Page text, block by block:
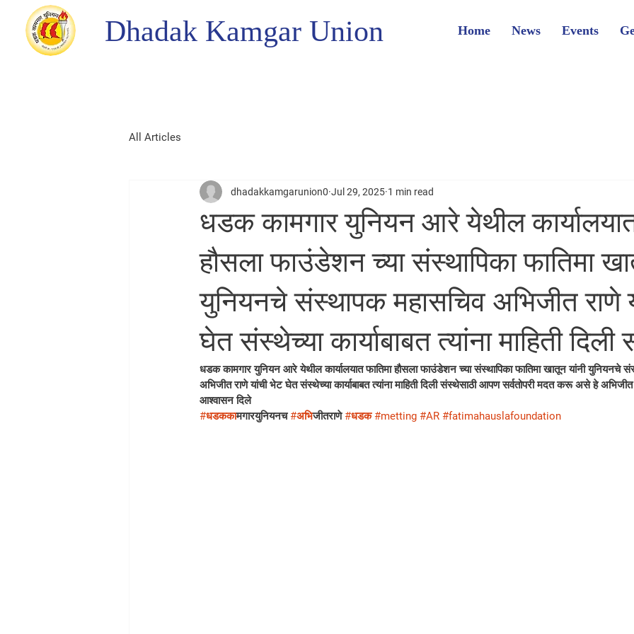
Dhadak Kamgar Union Home News Events
All Articles
धडक कामगार युनियन आरे येथील
हौसला फाउंडेशन च्या संस्थापिका फातिमा
युनियनचे संस्थापक महासचिव अभिजीत राणे
घेत संस्थेच्या कार्याबाबत त्यांना माहिती
dhadakkamgarunion0 Jul 29, 2025 1 min read
धडक कामगार युनियन आरे येथील कार्यालयात फातिमा हौसला फाउंडेशन च्या संस्थापिका फातिमा खातून यांनी युनियनचे
अभिजीत राणे यांची भेट घेत संस्थेच्या कार्याबाबत त्यांना माहिती दिली संस्थेसाठी आपण सर्वतोपरी मदत करू असे हे अभिजीत
आश्वासन दिले
#धडककामगारयुनियनच #अभिजीतराणे #धडक #metting #AR #fatimahauslafoundation